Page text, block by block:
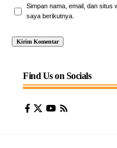
Simpan nama, email, dan situs
saya berikutnya.
Find Us on Socials